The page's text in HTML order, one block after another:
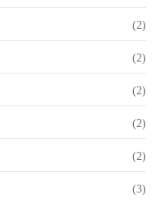
(2)
(2)
(2)
(2)
(2)
(3)